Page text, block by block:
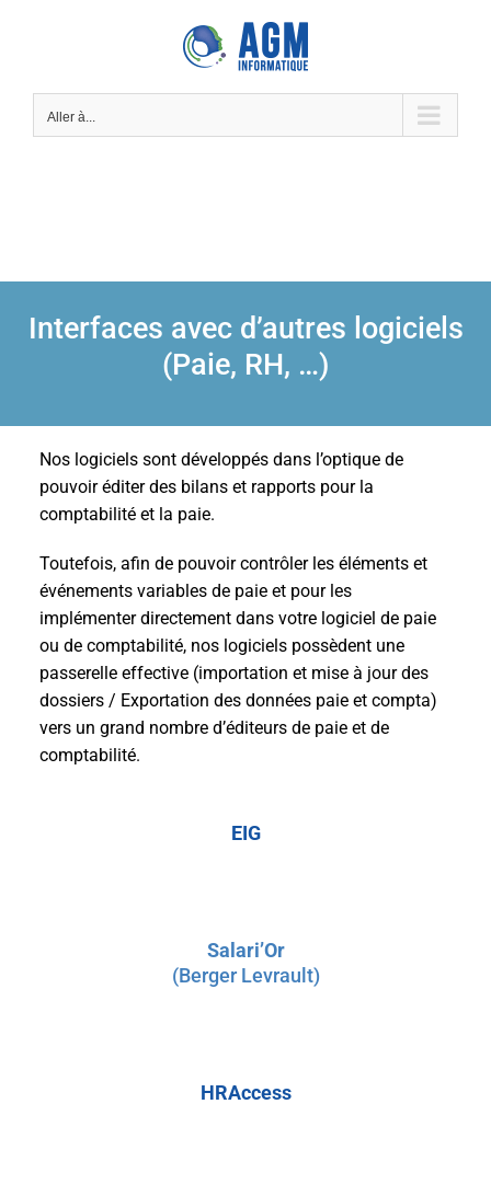
Aller à...
Interfaces avec d’autres logiciels
(Paie, RH, …)
Nos logiciels sont développés dans l’optique de
pouvoir éditer des bilans et rapports pour la
comptabilité et la paie.
Toutefois, afin de pouvoir contrôler les éléments et
événements variables de paie et pour les
implémenter directement dans votre logiciel de paie
ou de comptabilité, nos logiciels possèdent une
passerelle effective (importation et mise à jour des
dossiers / Exportation des données paie et compta)
vers un grand nombre d’éditeurs de paie et de
comptabilité.
EIG
Salari’Or
(Berger Levrault)
HRAccess